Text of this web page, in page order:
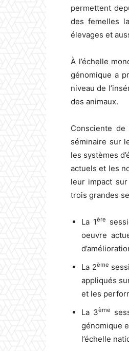
permettent
des femelles
élevages et
À l’échelle
génomique a
niveau de
des animaux.
Consciente de
séminaire sur
les systèmes
actuels et les
leur impact
trois grandes
La 1ère
oeuvre
La 2ème
appliqués
et les
La 3ème
génomique
l’échelle